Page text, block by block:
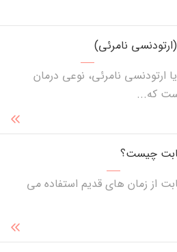
(ارتودنسی نامرئی)
یا ارتودنسی نامرئی، نوعی درمان
که...
چیست؟
از زمان های قدیم استفاده می